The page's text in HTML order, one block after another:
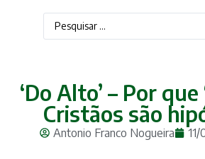
‘Do Alto’ – Por que
Cristãos são
Antonio Franco Nogueira